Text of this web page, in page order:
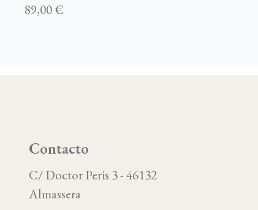
89,00 €
Contacto
C/ Doctor Peris 3 - 46132
Almassera